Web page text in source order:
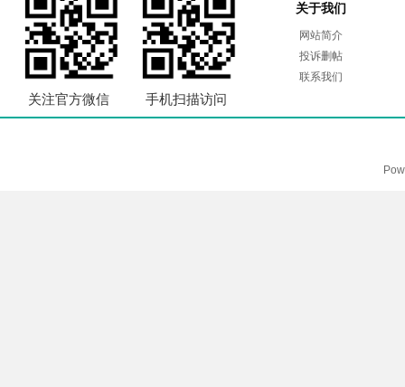
关注官方微信 手机扫描访问
关于我们
网站简介
投诉删帖
联系我们